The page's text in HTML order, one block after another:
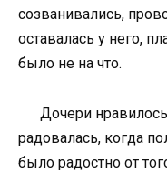
созванивались,
оставалась у него,
было не на что.
Дочери нравилось
радовалась, когда
было радостно от